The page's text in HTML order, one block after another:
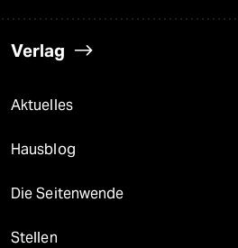
Verlag
Aktuelles
Hausblog
Die Seitenwende
Stellen